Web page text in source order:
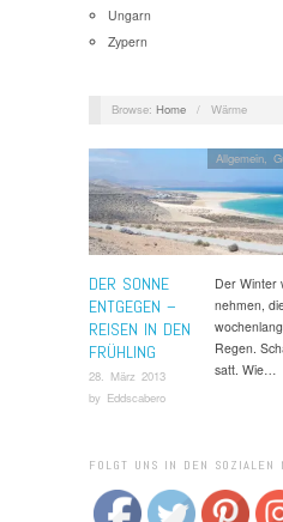
Ungarn
Zypern
Browse: Home / Wärme
DER SONNE
ENTGEGEN –
REISEN IN DEN
FRÜHLING
28. März 2013
by Eddscabero
Allgemein,
Der Winter
nehmen,
Regen.
satt. Wie…
FOLGT UNS IN DEN SOZIALEN